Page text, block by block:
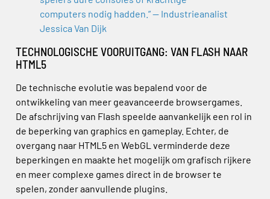
computers nodig hadden.” — Industrieanalist
Jessica Van Dijk
TECHNOLOGISCHE VOORUITGANG: VAN FLASH NAAR
HTML5
De technische evolutie was bepalend voor de
ontwikkeling van meer geavanceerde browsergames.
De afschrijving van Flash speelde aanvankelijk een rol in
de beperking van graphics en gameplay. Echter, de
overgang naar HTML5 en WebGL verminderde deze
beperkingen en maakte het mogelijk om grafisch rijkere
en meer complexe games direct in de browser te
spelen, zonder aanvullende plugins.